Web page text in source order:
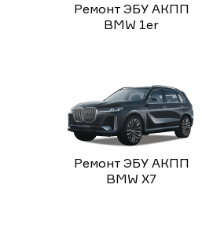
Ремонт ЭБУ АКПП
BMW 1er
Ремонт ЭБУ АКПП
BMW X7